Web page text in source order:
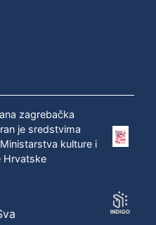
zagrebačka
je sredstvima
kulture i
Hrvatske